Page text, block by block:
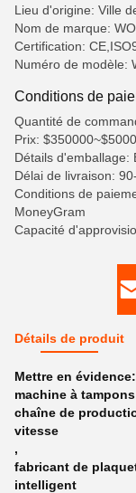
Lieu d'origine: Ville
Nom de marque:
Certification:
Numéro de modèle:
Conditions de
Quantité de
Prix:
Détails d'emballage:
Délai de livraison:
Conditions de
MoneyGram
Capacité
Détails de produit
Mettre en évidence:
machine à
chaîne de
vitesse
,
fabricant de
intelligent